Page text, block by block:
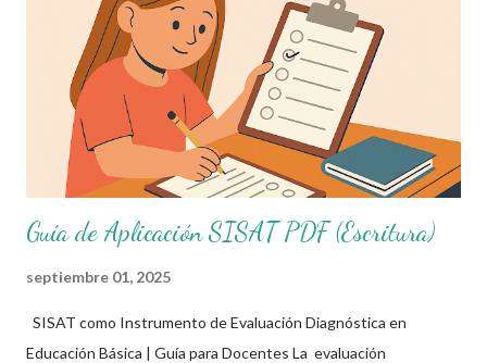
el rezago educativo y las necesidades específicas de los
alumnos en habilidades clave como: Lectura comprensiva
Escritura creativa Cálculo mental Resolución de problemas
matemáticos Está diseñado para ser aplicado principalmente e...
Guía de Aplicación SISAT PDF (Escritura)
septiembre 01, 2025
SISAT como Instrumento de Evaluación Diagnóstica en
Educación Básica | Guía para Docentes La evaluación